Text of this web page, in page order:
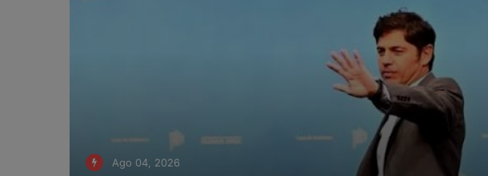
Ago 04, 2026